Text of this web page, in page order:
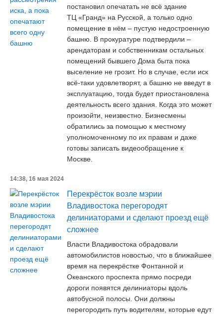
постановил опечатать не всё здание
ТЦ «Гранд» на Русской, а только одно
помещение в нём – пустую недостроенную
башню. В прокуратуре подтвердили –
арендаторам и собственникам остальных
помещений бывшего Дома быта пока
выселение не грозит. Но в случае, если иск
всё-таки удовлетворят, а башню не введут в
эксплуатацию, тогда будет приостановлена
деятельность всего здания. Когда это может
произойти, неизвестно. Бизнесмены
обратились за помощью к местному
уполномоченному по их правам и даже
готовы записать видеообращение к
Москве.
14:38, 16 мая 2024
Перекрёсток возле мэрии
Владивостока перегородят
делиниаторами и сделают проезд ещё
сложнее
Власти Владивостока обрадовали
автомобилистов новостью, что в ближайшее
время на перекрёстке Фонтанной и
Океанского проспекта прямо посреди
дороги появятся делиниаторы вдоль
автобусной полосы. Они должны
перегородить путь водителям, которые едут